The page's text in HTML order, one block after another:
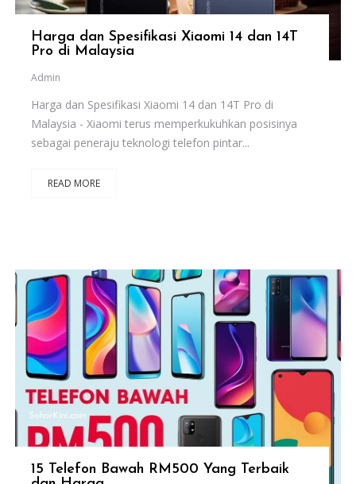
Harga dan Spesifikasi Xiaomi 14 dan 14T
Pro di Malaysia
Admin
Harga dan Spesifikasi Xiaomi 14 dan 14T Pro di
Malaysia - Xiaomi terus memperkukuhkan posisinya
sebagai peneraju teknologi telefon pintar...
READ MORE
15 Telefon Bawah RM500 Yang Terbaik